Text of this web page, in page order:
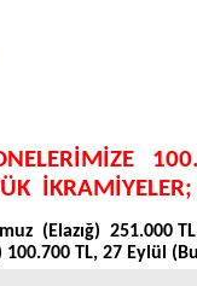
İKRAMİYELER;
(Elazığ) 251.000
TL, 27 Eylül